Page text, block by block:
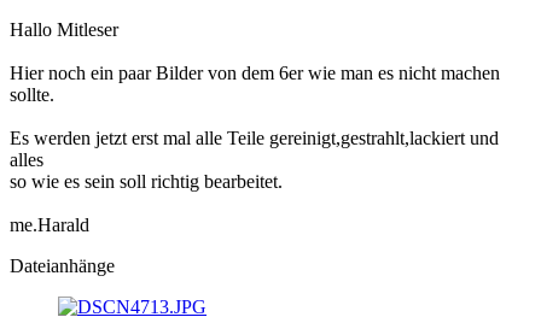
Hallo Mitleser
Hier noch ein paar Bilder von dem 6er wie man es nicht machen
sollte.
Es werden jetzt erst mal alle Teile gereinigt,gestrahlt,lackiert und
alles
so wie es sein soll richtig bearbeitet.
me.Harald
Dateianhänge